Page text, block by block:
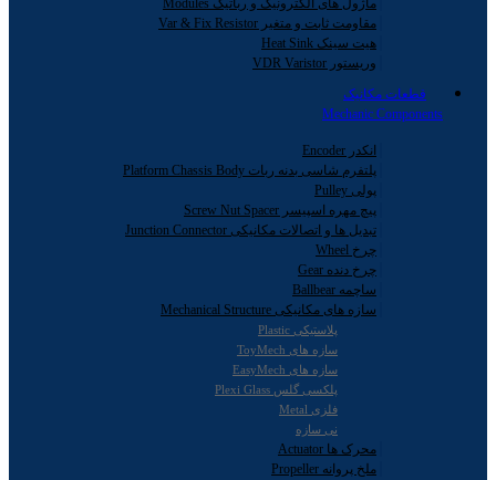
ماژول های الکترونیک و رباتیک Modules
مقاومت ثابت و متغیر Var & Fix Resistor
هیت سینک Heat Sink
وریستور VDR Varistor
قطعات مکانیک
Mechanic Components
انکدر Encoder
پلتفرم شاسی بدنه ربات Platform Chassis Body
پولی Pulley
پیچ مهره اسپیسر Screw Nut Spacer
تبدیل ها و اتصالات مکانیکی Junction Connector
چرخ Wheel
چرخ دنده Gear
ساچمه Ballbear
سازه های مکانیکی Mechanical Structure
پلاستیکی Plastic
سازه های ToyMech
سازه های EasyMech
پلکسی گلس Plexi Glass
فلزی Metal
نی سازه
محرک ها Actuator
ملخ پروانه Propeller